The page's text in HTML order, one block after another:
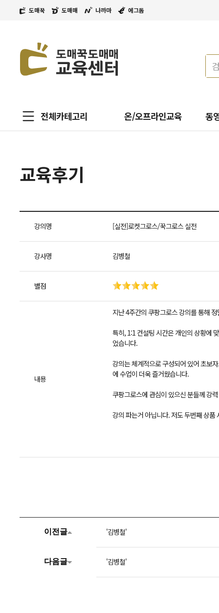
도매꾹 도매매 나까마 에그돔
전체카테고리 온/오프라인교육 동
교육후기
강의명 [실전]로켓그로스/꾹그로스 실전
강사명 김병철
별점
내용
지난 4주간의 쿠팡그로스 강의를 통해
특히, 1:1 컨설팅 시간은 개인의 상황에
었습니다.
강의는 체계적으로 구성되어 있어 초보
에 수업이 더욱 즐거웠습니다.
쿠팡그로스에 관심이 있으신 분들께 강
강의 파는거 아닙니다. 저도 두번째 상
이전글 '김병철'
다음글 '김병철'